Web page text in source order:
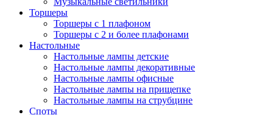
Торшеры
Торшеры с 1 плафоном
Торшеры с 2 и более плафонами
Настольные
Настольные лампы детские
Настольные лампы декоративные
Настольные лампы офисные
Настольные лампы на прищепке
Настольные лампы на струбцине
Споты